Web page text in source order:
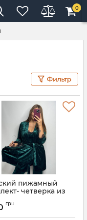
0
Фильтр
пижамный
четверка из
023-21-smaragt-S
грн